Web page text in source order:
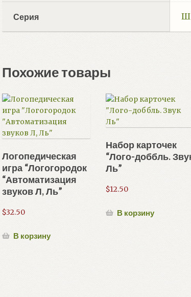
Серия
Похожие товары
Логопедическая
игра “Логогородок
“Автоматизация
звуков Л, Ль”
$32.50
В корзину
Набор карточек
“Лого-доббль.
Ль”
$12.50
В корзину